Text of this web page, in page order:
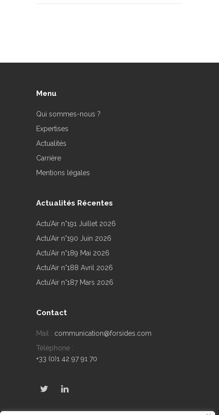
Menu
Qui sommes-nous ?
Expertises
Actualités
Carrière
Mentions légales
Actualités Récentes
Actu’Air n°191 Juillet 2026
Actu’Air n°190 Juin 2026
Actu’Air n°189 Mai 2026
Actu’Air n°188 Avril 2026
Actu’Air n°187 Mars 2026
Contact
Mail : communication@forsides.com
Téléphone :
+33 (0)1 42 97 91 70